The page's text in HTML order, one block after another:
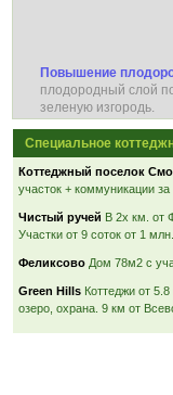
Повышение
плодородный слой
зеленую изгородь.
Специальное
Коттеджный поселок
участок + коммуникации за
Чистый ручей В 2х км. от
Участки от 9 соток от 1
Феликсово Дом 78м2 с
Green Hills Коттеджи от
озеро, охрана. 9 км от